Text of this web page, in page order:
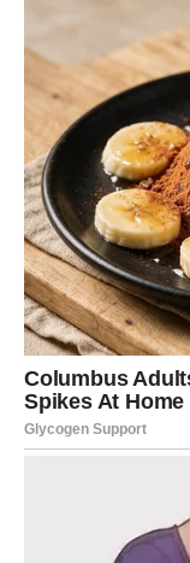
nećete želeti da
kada je imao priliku.
Tek kada
potpuno novu
osobu dok ne
prošlost.
Posao i
poteze
Shvatićete
Na poslovnom
videti ko zaista
kako bi ostvario